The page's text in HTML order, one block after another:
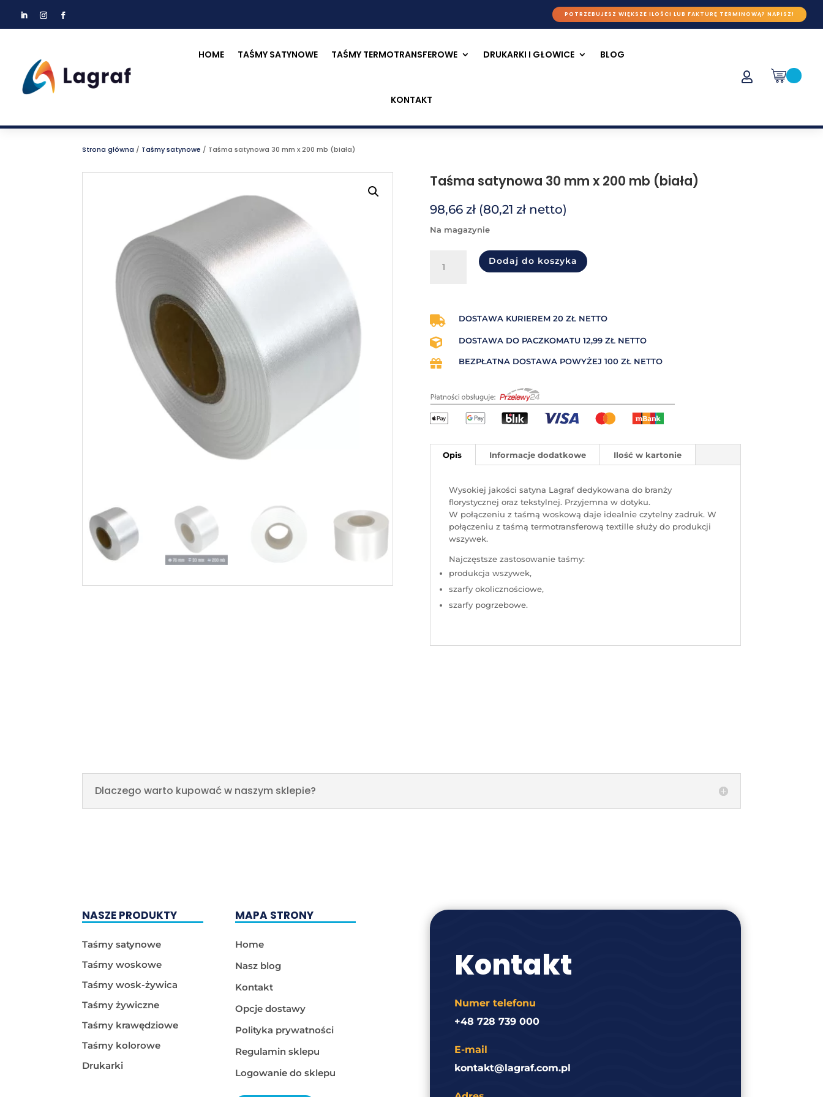
POTRZEBUJESZ WIĘKSZE ILOŚCI LUB FAKTURĘ TERMINOWĄ? NAPISZ!
HOME TAŚMY SATYNOWE TAŚMY TERMOTRANSFEROWE DRUKARKI I GŁOWICE BLOG
KONTAKT

Strona główna / Taśmy satynowe / Taśma satynowa 30 mm x 200 mb (biała)
Taśma satynowa 30 mm x 200 mb (biała)
98,66 zł (80,21 złnetto)
na magazynie
Taśma
x
200
mb
Dodaj do koszyka
 DOSTAWA KURIEREM 20 ZŁ NETTO
 DOSTAWA DO PACZKOMATU 12,99 ZŁ NETTO
 BEZPŁATNA DOSTAWA POWYŻEJ 100 ZŁ NETTO
Opis Informacje dodatkowe Ilość w kartonie
Wysokiej jakości satyna Lagraf dedykowana do branży
florystycznej oraz tekstylnej. Przyjemna w dotyku.
W połączeniu z taśmą woskową daje idealnie czytelny zadruk. W
połączeniu z taśmą termotransferową textille służy do produkcji
wszywek.
Najczęstsze zastosowanie taśmy:
produkcja wszywek,
szarfy okolicznościowe,
szarfy pogrzebowe.
Dlaczego warto kupować w naszym sklepie?
NASZE PRODUKTY
Taśmy satynowe
Taśmy woskowe
Taśmy wosk-żywica
Taśmy żywiczne
Taśmy krawędziowe
Taśmy kolorowe
Drukarki
MAPA STRONY
Home
Nasz blog
Kontakt
Opcje dostawy
Polityka prywatności
Regulamin sklepu
Logowanie do sklepu
Kontakt
Numer telefonu
+48 728 739 000
E-mail
kontakt@lagraf.com.pl